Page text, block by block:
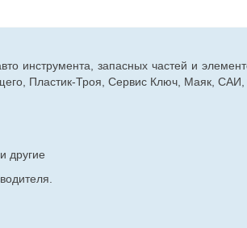
инструмента, запасных частей и
Пластик-Троя, Сервис Ключ, Маяк, САИ,
другие